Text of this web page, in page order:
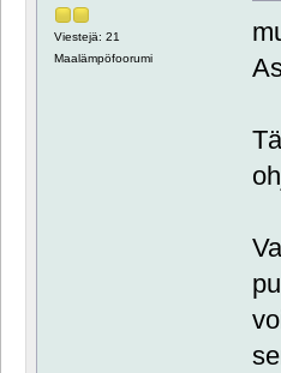
Viestejä: 21
Maalämpöfoorumi